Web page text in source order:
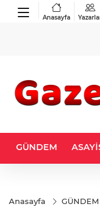
Anasayfa
GÜNDEM
Anasayfa GÜNDEM